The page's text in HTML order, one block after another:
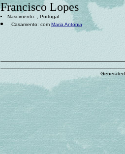
Francisco Lopes
Nascimento: , Portugal
Casamento: com Maria Antonia